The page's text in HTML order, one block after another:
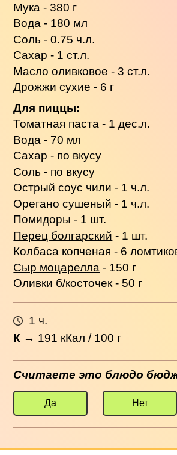
Мука - 380 г
Вода - 180 мл
Соль - 0.75 ч.л.
Сахар - 1 ст.л.
Масло оливковое - 3 ст.л.
Дрожжи сухие - 6 г
Для пиццы:
Томатная паста - 1 дес.л.
Вода - 70 мл
Сахар - по вкусу
Соль - по вкусу
Острый соус чили - 1 ч.л.
Орегано сушеный - 1 ч.л.
Помидоры - 1 шт.
Перец болгарский - 1 шт.
Колбаса копченая - 6
Сыр моцарелла - 150 г
Оливки б/косточек - 50 г
1 ч.
К → 191 кКал / 100 г
Считаете это блюдо
Да Нет